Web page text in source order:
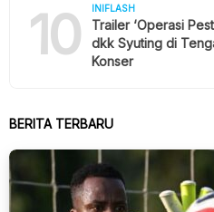
10 INIFLASH
Trailer ‘Operasi
dkk Syuting di
Konser
BERITA TERBARU